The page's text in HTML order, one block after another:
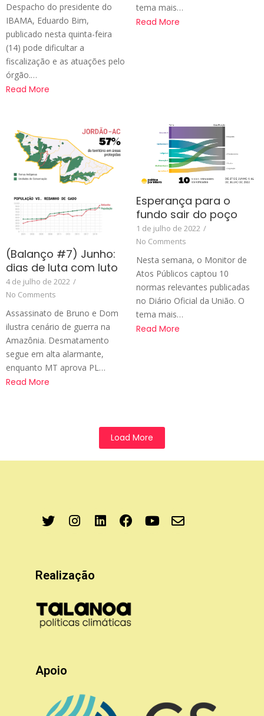
Despacho do presidente do
IBAMA, Eduardo Bim,
publicado nesta quinta-feira
(14) pode dificultar a
fiscalização e as atuações pelo
órgão.…
Read More
tema mais…
Read More
(Balanço #7) Junho:
dias de luta com luto
4 de julho de 2022 /
No Comments
Assassinato de Bruno e Dom
ilustra cenário de guerra na
Amazônia. Desmatamento
segue em alta alarmante,
enquanto MT aprova PL…
Read More
Esperança para o
fundo sair do poço
1 de julho de 2022 /
No Comments
Nesta semana, o Monitor de
Atos Públicos captou 10
normas relevantes publicadas
no Diário Oficial da União. O
tema mais…
Read More
Load More
Realização
Apoio